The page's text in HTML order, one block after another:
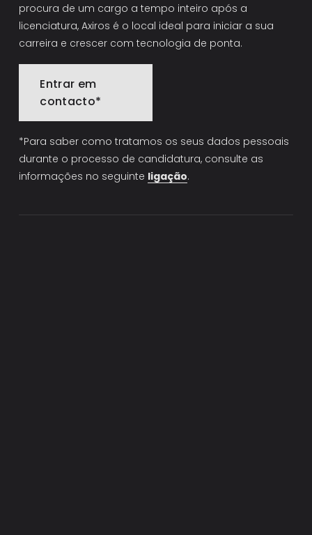
procura de um cargo a tempo inteiro após a
licenciatura, Axiros é o local ideal para iniciar a sua
carreira e crescer com tecnologia de ponta.
Entrar em
contacto*
*Para saber como tratamos os seus dados pessoais
durante o processo de candidatura, consulte as
informações no seguinte ligação.